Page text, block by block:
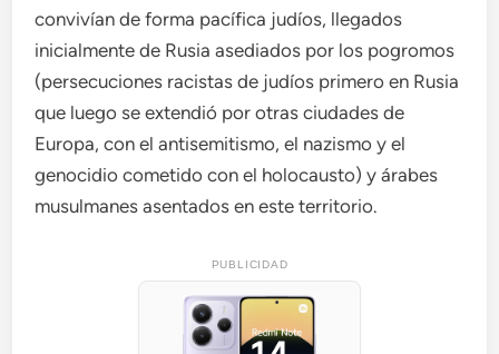
convivían de forma pacífica judíos, llegados
inicialmente de Rusia asediados por los pogromos
(persecuciones racistas de judíos primero en Rusia
que luego se extendió por otras ciudades de
Europa, con el antisemitismo, el nazismo y el
genocidio cometido con el holocausto) y árabes
musulmanes asentados en este territorio.
PUBLICIDAD